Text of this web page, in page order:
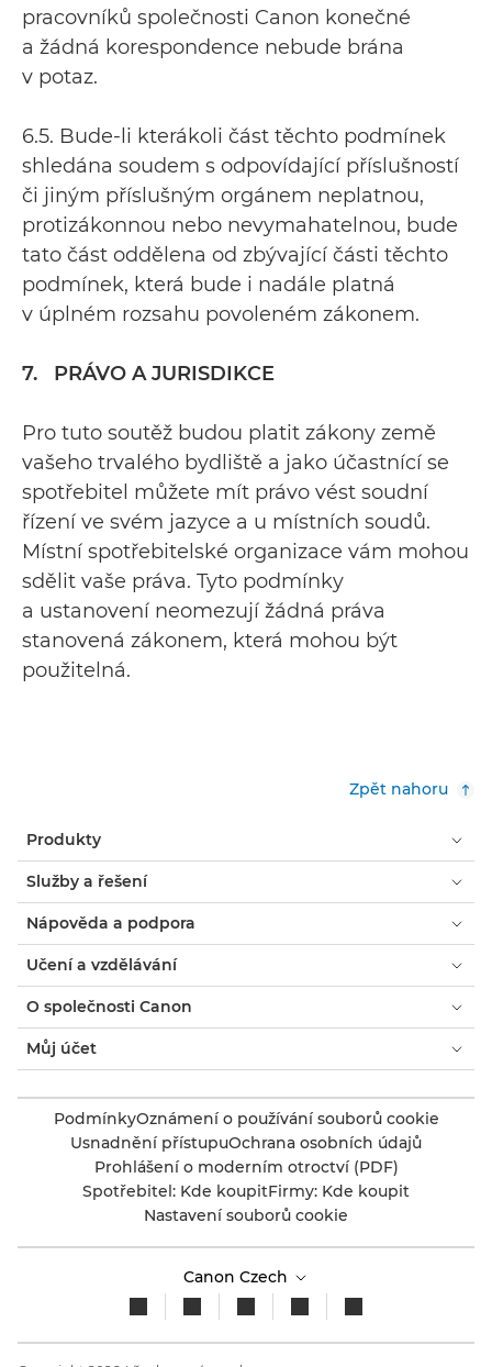
pracovníků společnosti Canon konečné
a žádná korespondence nebude brána
v potaz.
6.5. Bude-li kterákoli část těchto podmínek
shledána soudem s odpovídající příslušností
či jiným příslušným orgánem neplatnou,
protizákonnou nebo nevymahatelnou, bude
tato část oddělena od zbývající části těchto
podmínek, která bude i nadále platná
v úplném rozsahu povoleném zákonem.
7. PRÁVO A JURISDIKCE
Pro tuto soutěž budou platit zákony země
vašeho trvalého bydliště a jako účastnící se
spotřebitel můžete mít právo vést soudní
řízení ve svém jazyce a u místních soudů.
Místní spotřebitelské organizace vám mohou
sdělit vaše práva. Tyto podmínky
a ustanovení neomezují žádná práva
stanovená zákonem, která mohou být
použitelná.
Zpět nahoru
Produkty
Služby a řešení
Nápověda a podpora
Učení a vzdělávání
O společnosti Canon
Můj účet
PodmínkyOznámení o používání souborů cookie
Usnadnění přístupuOchrana osobních údajů
Prohlášení o moderním otroctví (PDF)
Spotřebitel: Kde koupitFirmy: Kde koupit
Nastavení souborů cookie
Canon Czech